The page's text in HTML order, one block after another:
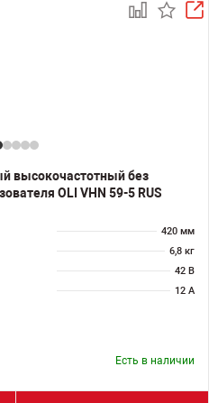
высокочастотный без
OLI VHN 59-5 RUS
420 мм
6,8 кг
42 В
12 А
Есть в наличии